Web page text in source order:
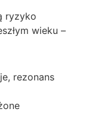
ryzyko
wieku –
rezonans